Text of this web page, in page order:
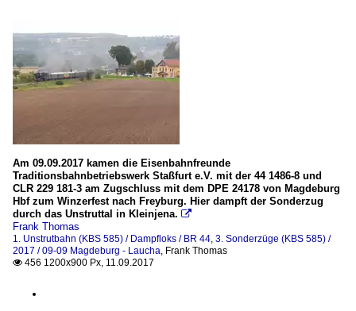
Am 09.09.2017 kamen die Eisenbahnfreunde
Traditionsbahnbetriebswerk Staßfurt e.V. mit der 44 1486-8 und
CLR 229 181-3 am Zugschluss mit dem DPE 24178 von Magdeburg
Hbf zum Winzerfest nach Freyburg. Hier dampft der Sonderzug
durch das Unstruttal in Kleinjena. 
Frank Thomas
1. Unstrutbahn (KBS 585) / Dampfloks / BR 44, 3. Sonderzüge (KBS 585) /
2017 / 09-09 Magdeburg - Laucha, Frank Thomas
 456 1200x900 Px, 11.09.2017